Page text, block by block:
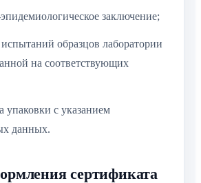
заключение;
образцов лаборатории
на соответствующих
упаковки с указанием
данных.
сертификата